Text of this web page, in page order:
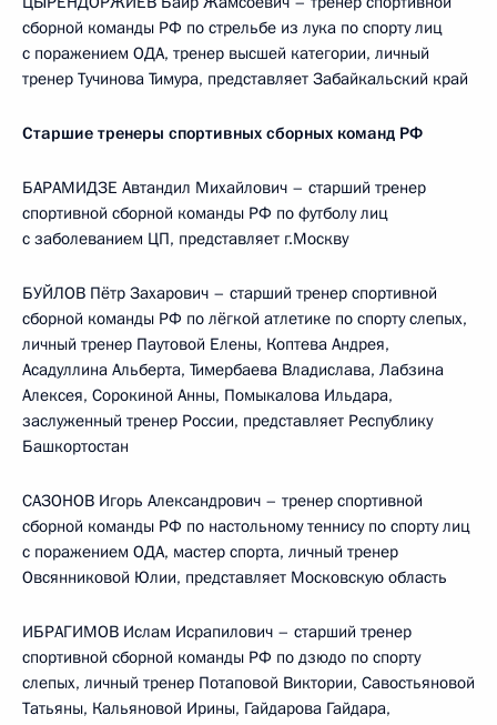
сборной команды РФ по стрельбе из лука по спорту лиц
с поражением ОДА, тренер высшей категории, личный
тренер Тучинова Тимура, представляет Забайкальский край
Старшие тренеры спортивных сборных команд РФ
БАРАМИДЗЕ Автандил Михайлович – старший тренер
спортивной сборной команды РФ по футболу лиц
с заболеванием ЦП, представляет г.Москву
БУЙЛОВ Пётр Захарович – старший тренер спортивной
сборной команды РФ по лёгкой атлетике по спорту слепых,
личный тренер Паутовой Елены, Коптева Андрея,
Асадуллина Альберта, Тимербаева Владислава, Лабзина
Алексея, Сорокиной Анны, Помыкалова Ильдара,
заслуженный тренер России, представляет Республику
Башкортостан
САЗОНОВ Игорь Александрович – тренер спортивной
сборной команды РФ по настольному теннису по спорту лиц
с поражением ОДА, мастер спорта, личный тренер
Овсянниковой Юлии, представляет Московскую область
ИБРАГИМОВ Ислам Исрапилович – старший тренер
спортивной сборной команды РФ по дзюдо по спорту
слепых, личный тренер Потаповой Виктории, Савостьяновой
Татьяны, Кальяновой Ирины, Гайдарова Гайдара,